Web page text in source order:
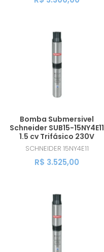
Bomba Submersivel
Schneider SUB15-15NY4E11
1.5 cv Trifásico 230V
SCHNEIDER 15NY4E11
R$ 3.525,00